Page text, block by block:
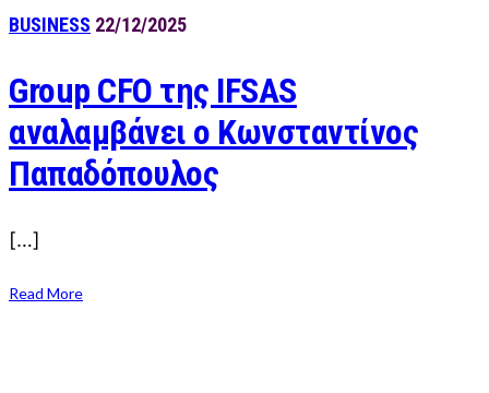
BUSINESS 22/12/2025
Group CFO της IFSAS
αναλαμβάνει ο Κωνσταντίνος
Παπαδόπουλος
[…]
Read More